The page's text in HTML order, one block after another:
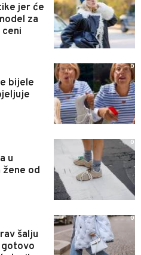
jer će
za
bijele
0
u
od
0
šalju
gotovo
0